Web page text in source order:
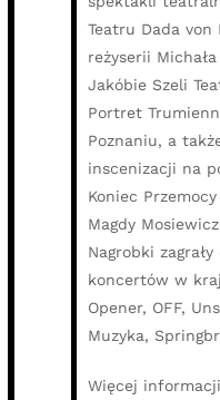
Teatru Dada
reżyserii
Jakóbie Szeli
Portret
Poznaniu, a
inscenizacji na
Koniec
Magdy
Nagrobki
koncertów w
Opener, OFF,
Muzyka,
Więcej